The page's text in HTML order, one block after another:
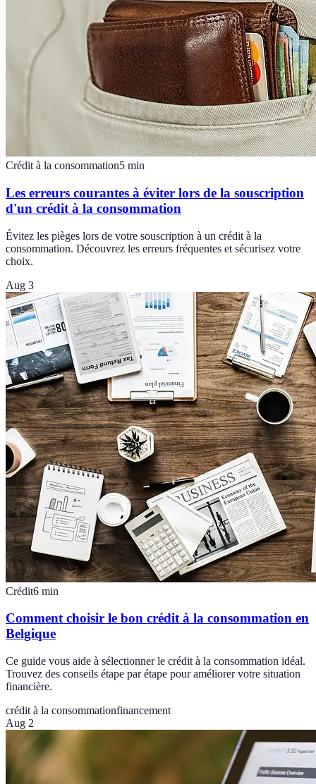
Crédit à la consommation5 min
Les erreurs courantes à éviter lors de la souscription
d'un crédit à la consommation
Évitez les pièges lors de votre souscription à un crédit à la
consommation. Découvrez les erreurs fréquentes et sécurisez votre
choix.
Aug 3
Crédit6 min
Comment choisir le bon crédit à la consommation en
Belgique
Ce guide vous aide à sélectionner le crédit à la consommation idéal.
Trouvez des conseils étape par étape pour améliorer votre situation
financière.
crédit à la consommationfinancement
Aug 2